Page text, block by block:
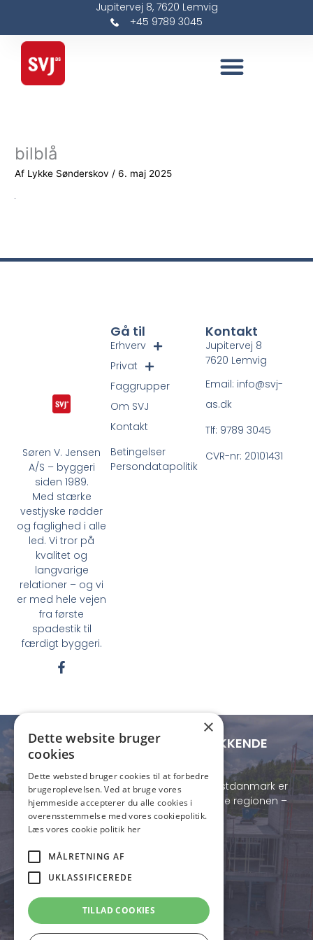
indholdet
Jupitervej 8, 7620 Lemvig
+45 9789 3045
bilblå
Af Lykke Sønderskov /6. maj 2025
Søren V. Jensen
A/S – byggeri
siden 1989.
Med stærke
vestjyske rødder
og faglighed i alle
led. Vi tror på
kvalitet og
langvarige
relationer – og vi
er med hele vejen
fra første
spadestik til
færdigt byggeri.
F
a
b
o
k
f
Gå til
Erhverv
Privat
Faggrupper
Om SVJ
Kontakt
Betingelser
Persondatapolitik
Kontakt
Jupitervej 8
7620 Lemvig
Email: info@svj-
as.dk
Tlf: 9789 3045
CVR-nr: 20101431
LOKAL FORANKRING - LANDSDÆKKENDE
RÆKKEVIDDE
Med base i Lemvig og projekter i hele Vestdanmark er
vi både lokalt forankrede og fleksible i hele regionen –
vi kommer, når du har brug for os.
Kontakt os i dag
×
Dette website bruger
cookies
Dette websted bruger cookies til at forbedre
brugeroplevelsen. Ved at bruge vores
hjemmeside accepterer du alle cookies i
overensstemmelse med vores cookiepolitik.
Læs vores cookie politik her
MÅLRETNING AF
UKLASSIFICEREDE
TILLAD COOKIES